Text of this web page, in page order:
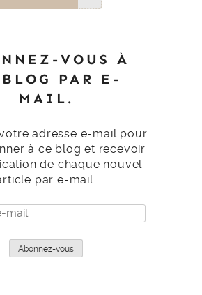
VOUS À
PAR E-
MAIL.
adresse e-mail pour
à ce blog et recevoir
de chaque nouvel
par e-mail.
Abonnez-vous